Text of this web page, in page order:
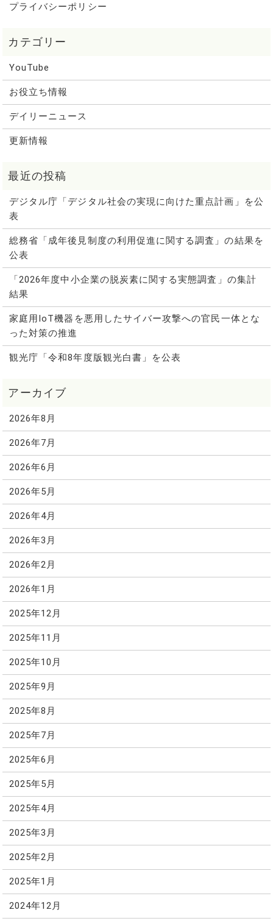
プライバシーポリシー
YouTube
お役立ち情報
デイリーニュース
更新情報
デジタル庁「デジタル社会の実現に向けた重点計画」を公
表
総務省「成年後見制度の利用促進に関する調査」の結果を
公表
「2026年度中小企業の脱炭素に関する実態調査」の集計
結果
家庭用IoT機器を悪用したサイバー攻撃への官民一体とな
った対策の推進
観光庁「令和8年度版観光白書」を公表
2026年8月
2026年7月
2026年6月
2026年5月
2026年4月
2026年3月
2026年2月
2026年1月
2025年12月
2025年11月
2025年10月
2025年9月
2025年8月
2025年7月
2025年6月
2025年5月
2025年4月
2025年3月
2025年2月
2025年1月
2024年12月